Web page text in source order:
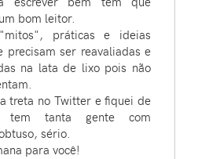
bom leitor.
práticas e ideias
precisam ser reavaliadas e
na lata de lixo pois não
treta no Twitter e fiquei de
tem tanta gente com
sério.
para você!